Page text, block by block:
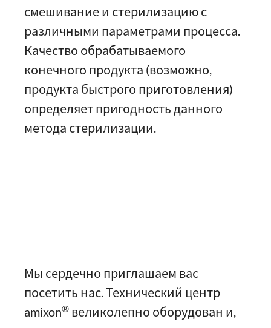
смешивание и стерилизацию с
различными параметрами процесса.
Качество обрабатываемого
конечного продукта (возможно,
продукта быстрого приготовления)
определяет пригодность данного
метода стерилизации.
Мы сердечно приглашаем вас
посетить нас. Технический центр
amixon® великолепно оборудован и,